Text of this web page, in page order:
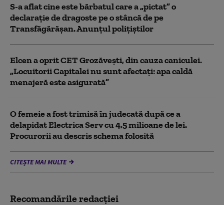
S-a aflat cine este bărbatul care a „pictat” o
declarație de dragoste pe o stâncă de pe
Transfăgărășan. Anunțul polițiștilor
Elcen a oprit CET Grozăveşti, din cauza caniculei.
„Locuitorii Capitalei nu sunt afectați: apa caldă
menajeră este asigurată”
O femeie a fost trimisă în judecată după ce a
delapidat Electrica Serv cu 4,5 milioane de lei.
Procurorii au descris schema folosită
CITEȘTE MAI MULTE
Recomandările redacţiei